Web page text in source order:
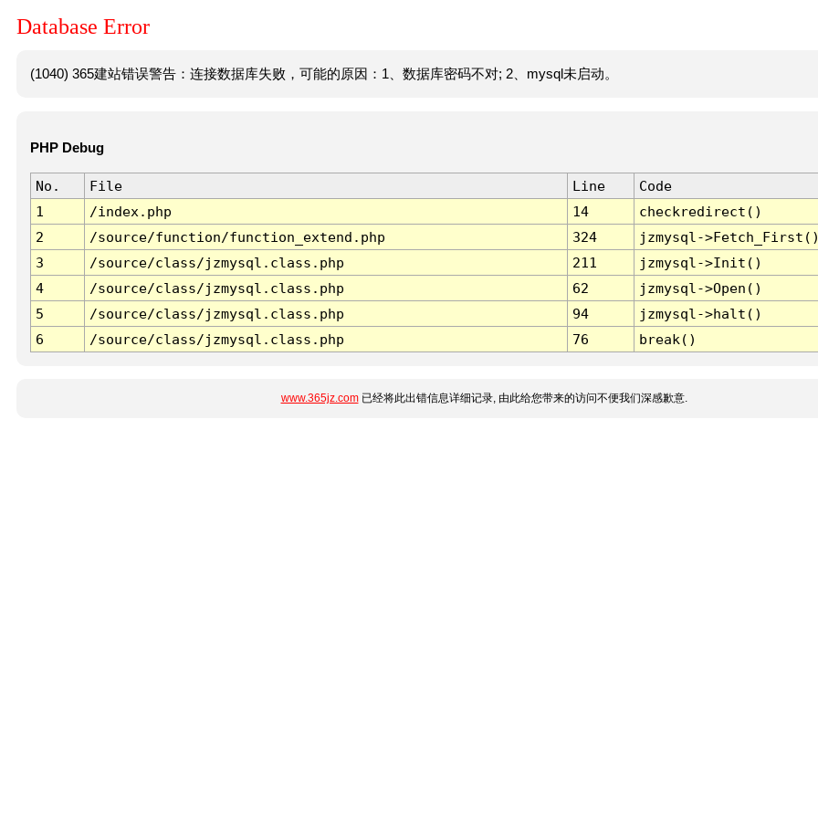
Database Error
(1040) 365建站错误警告：连接数据库失败，可能的原因：1、数据库密码不对; 2、mysql未启动。
PHP Debug
No. File Line
Code
1
/index.php 14
checkredirect()
2
/source/function/function_extend.php 324
jzmysql-
3
/source/class/jzmysql.class.php 211
jzmysql->Init()
4
/source/class/jzmysql.class.php 62
jzmysql->Open()
5
/source/class/jzmysql.class.php 94
jzmysql->halt()
6
/source/class/jzmysql.class.php 76 break()
www.365jz.com已经将此出错信息详细记录, 由此给您带来的访问不便我们深感歉意.